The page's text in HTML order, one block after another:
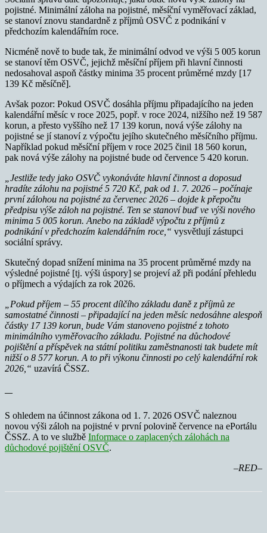
pojistné. Minimální záloha na pojistné, měsíční vyměřovací základ,
se stanoví znovu standardně z příjmů OSVČ z podnikání v
předchozím kalendářním roce.
Nicméně nově to bude tak, že minimální odvod ve výši 5 005 korun
se stanoví těm OSVČ, jejichž měsíční příjem při hlavní činnosti
nedosahoval aspoň částky minima 35 procent průměrné mzdy [17
139 Kč měsíčně].
Avšak pozor: Pokud OSVČ dosáhla příjmu připadajícího na jeden
kalendářní měsíc v roce 2025, popř. v roce 2024, nižšího než 19 587
korun, a přesto vyššího než 17 139 korun, nová výše zálohy na
pojistné se jí stanoví z výpočtu jejího skutečného měsíčního příjmu.
Například pokud měsíční příjem v roce 2025 činil 18 560 korun,
pak nová výše zálohy na pojistné bude od července 5 420 korun.
„Jestliže tedy jako OSVČ vykonáváte hlavní činnost a doposud
hradíte zálohu na pojistné 5 720 Kč, pak od 1. 7. 2026 – počínaje
první zálohou na pojistné za červenec 2026 – dojde k přepočtu
předpisu výše záloh na pojistné. Ten se stanoví buď ve výši nového
minima 5 005 korun. Anebo na základě výpočtu z příjmů z
podnikání v předchozím kalendářním roce,“ vysvětlují zástupci
sociální správy.
Skutečný dopad snížení minima na 35 procent průměrné mzdy na
výsledné pojistné [tj. výši úspory] se projeví až při podání přehledu
o příjmech a výdajích za rok 2026.
„Pokud příjem – 55 procent dílčího základu daně z příjmů ze
samostatné činnosti – připadající na jeden měsíc nedosáhne alespoň
částky 17 139 korun, bude Vám stanoveno pojistné z tohoto
minimálního vyměřovacího základu. Pojistné na důchodové
pojištění a příspěvek na státní politiku zaměstnanosti tak budete mít
nižší o 8 577 korun. A to při výkonu činnosti po celý kalendářní rok
2026,“ uzavírá ČSSZ.
—
S ohledem na účinnost zákona od 1. 7. 2026 OSVČ naleznou
novou výši záloh na pojistné v první polovině července na ePortálu
ČSSZ. A to ve službě Informace o zaplacených zálohách na
důchodové pojištění OSVČ.
–RED–